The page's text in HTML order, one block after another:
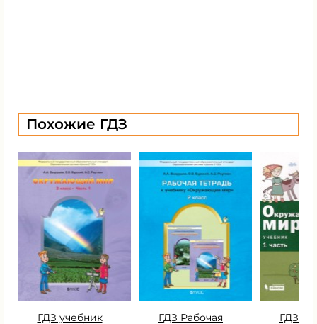
Похожие ГДЗ
ГДЗ учебник ГДЗ Рабочая ГДЗ